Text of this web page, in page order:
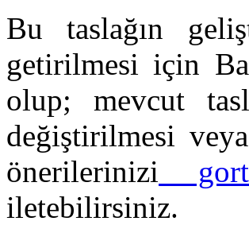
Bu taslağın
getirilmesi için
olup; mevcut
değiştirilmesi
önerilerinizi
iletebilirsiniz.